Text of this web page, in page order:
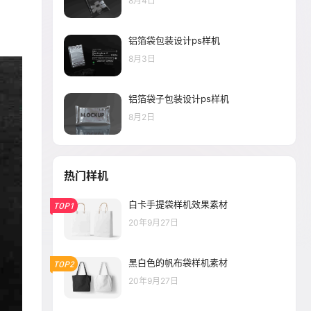
铝箔袋包装设计ps样机
8月3日
铝箔袋子包装设计ps样机
8月2日
热门样机
TOP1 白卡手提袋样机效果素材
20年9月27日
TOP2 黑白色的帆布袋样机素材
20年9月27日